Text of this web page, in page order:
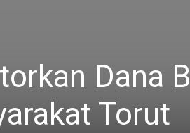
Dana
Torut